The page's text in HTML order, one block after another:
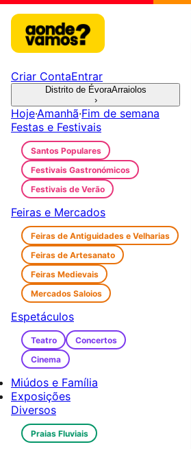
Criar ContaEntrar
Distrito de ÉvoraArraiolos
›
Hoje·Amanhã·Fim de semana
Festas e Festivais
Santos Populares
Festivais Gastronómicos
Festivais de Verão
Feiras e Mercados
Feiras de Antiguidades e Velharias
Feiras de Artesanato
Feiras Medievais
Mercados Saloios
Espetáculos
Teatro
Concertos
Cinema
Miúdos e Família
Exposições
Diversos
Praias Fluviais